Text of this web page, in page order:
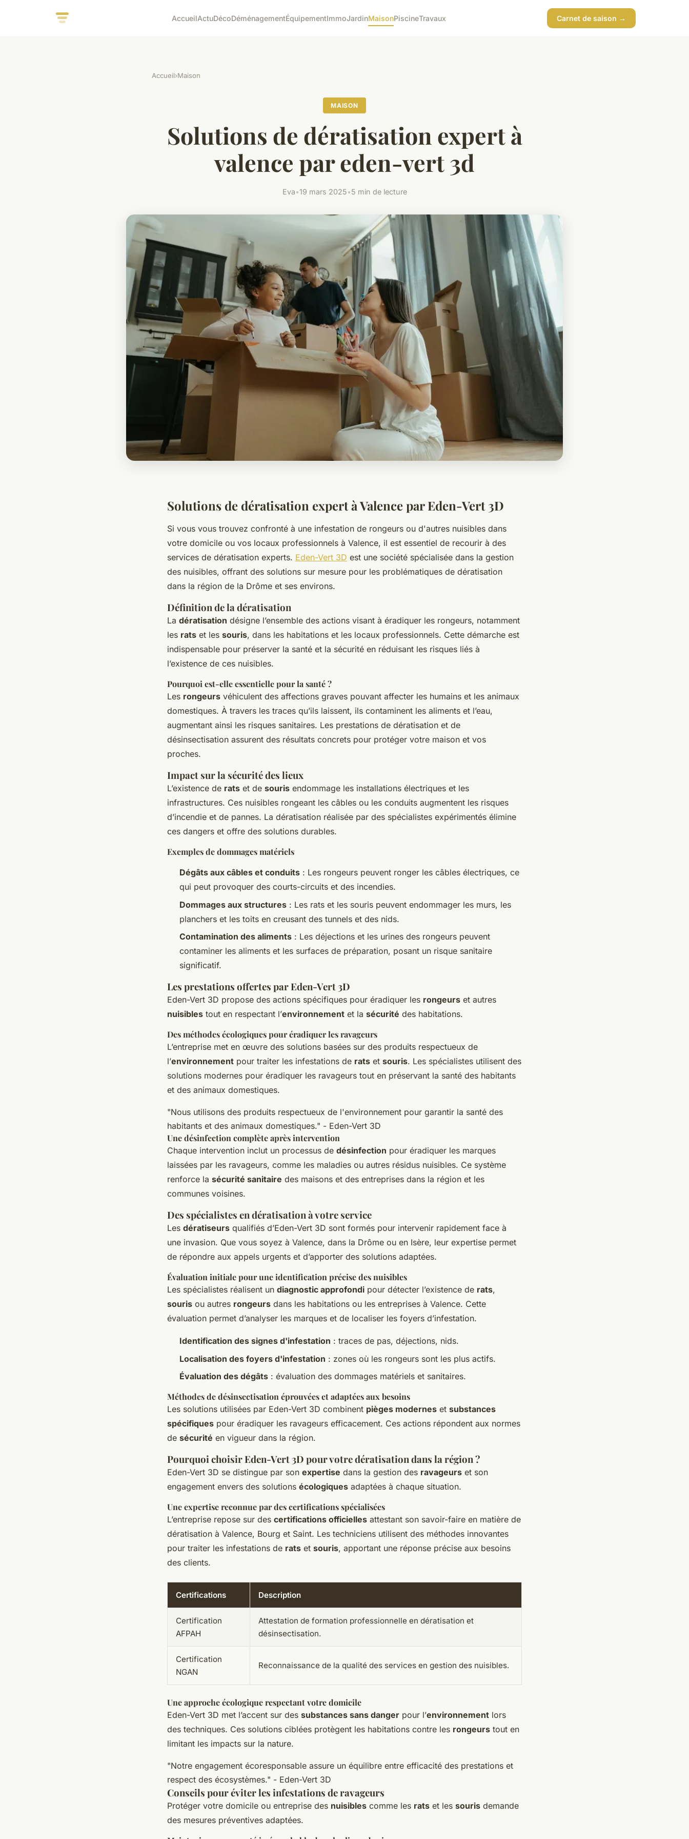
AccueilActuDécoDéménagementÉquipementImmoJardinMaisonPiscineTravaux Carnet de saison →
Accueil›Maison
MAISON
Solutions de dératisation expert à
valence par eden-vert 3d
Eva•19 mars 2025•5 min de lecture
Solutions de dératisation expert à Valence par Eden-Vert 3D
Si vous vous trouvez confronté à une infestation de rongeurs ou d'autres nuisibles dans
votre domicile ou vos locaux professionnels à Valence, il est essentiel de recourir à des
services de dératisation experts. Eden-Vert 3D est une société spécialisée dans la gestion
des nuisibles, offrant des solutions sur mesure pour les problématiques de dératisation
dans la région de la Drôme et ses environs.
Définition de la dératisation
La dératisation désigne l’ensemble des actions visant à éradiquer les rongeurs, notamment
les rats et les souris, dans les habitations et les locaux professionnels. Cette démarche est
indispensable pour préserver la santé et la sécurité en réduisant les risques liés à
l’existence de ces nuisibles.
Pourquoi est-elle essentielle pour la santé ?
Les rongeurs véhiculent des affections graves pouvant affecter les humains et les animaux
domestiques. À travers les traces qu’ils laissent, ils contaminent les aliments et l’eau,
augmentant ainsi les risques sanitaires. Les prestations de dératisation et de
désinsectisation assurent des résultats concrets pour protéger votre maison et vos
proches.
Impact sur la sécurité des lieux
L’existence de rats et de souris endommage les installations électriques et les
infrastructures. Ces nuisibles rongeant les câbles ou les conduits augmentent les risques
d’incendie et de pannes. La dératisation réalisée par des spécialistes expérimentés élimine
ces dangers et offre des solutions durables.
Exemples de dommages matériels
Dégâts aux câbles et conduits : Les rongeurs peuvent ronger les câbles électriques, ce
qui peut provoquer des courts-circuits et des incendies.
Dommages aux structures : Les rats et les souris peuvent endommager les murs, les
planchers et les toits en creusant des tunnels et des nids.
Contamination des aliments : Les déjections et les urines des rongeurs peuvent
contaminer les aliments et les surfaces de préparation, posant un risque sanitaire
significatif.
Les prestations offertes par Eden-Vert 3D
Eden-Vert 3D propose des actions spécifiques pour éradiquer les rongeurs et autres
nuisibles tout en respectant l’environnement et la sécurité des habitations.
Des méthodes écologiques pour éradiquer les ravageurs
L’entreprise met en œuvre des solutions basées sur des produits respectueux de
l’environnement pour traiter les infestations de rats et souris. Les spécialistes utilisent des
solutions modernes pour éradiquer les ravageurs tout en préservant la santé des habitants
et des animaux domestiques.
"Nous utilisons des produits respectueux de l'environnement pour garantir la santé des
habitants et des animaux domestiques." - Eden-Vert 3D
Une désinfection complète après intervention
Chaque intervention inclut un processus de désinfection pour éradiquer les marques
laissées par les ravageurs, comme les maladies ou autres résidus nuisibles. Ce système
renforce la sécurité sanitaire des maisons et des entreprises dans la région et les
communes voisines.
Des spécialistes en dératisation à votre service
Les dératiseurs qualifiés d’Eden-Vert 3D sont formés pour intervenir rapidement face à
une invasion. Que vous soyez à Valence, dans la Drôme ou en Isère, leur expertise permet
de répondre aux appels urgents et d’apporter des solutions adaptées.
Évaluation initiale pour une identification précise des nuisibles
Les spécialistes réalisent un diagnostic approfondi pour détecter l’existence de rats,
souris ou autres rongeurs dans les habitations ou les entreprises à Valence. Cette
évaluation permet d’analyser les marques et de localiser les foyers d’infestation.
Identification des signes d'infestation : traces de pas, déjections, nids.
Localisation des foyers d'infestation : zones où les rongeurs sont les plus actifs.
Évaluation des dégâts : évaluation des dommages matériels et sanitaires.
Méthodes de désinsectisation éprouvées et adaptées aux besoins
Les solutions utilisées par Eden-Vert 3D combinent pièges modernes et substances
spécifiques pour éradiquer les ravageurs efficacement. Ces actions répondent aux normes
de sécurité en vigueur dans la région.
Pourquoi choisir Eden-Vert 3D pour votre dératisation dans la région ?
Eden-Vert 3D se distingue par son expertise dans la gestion des ravageurs et son
engagement envers des solutions écologiques adaptées à chaque situation.
Une expertise reconnue par des certifications spécialisées
L’entreprise repose sur des certifications officielles attestant son savoir-faire en matière de
dératisation à Valence, Bourg et Saint. Les techniciens utilisent des méthodes innovantes
pour traiter les infestations de rats et souris, apportant une réponse précise aux besoins
des clients.
Certifications Description
Certification
AFPAH
Attestation de formation professionnelle en dératisation et
désinsectisation.
Certification
NGAN
Reconnaissance de la qualité des services en gestion des nuisibles.
Une approche écologique respectant votre domicile
Eden-Vert 3D met l’accent sur des substances sans danger pour l’environnement lors
des techniques. Ces solutions ciblées protègent les habitations contre les rongeurs tout en
limitant les impacts sur la nature.
"Notre engagement écoresponsable assure un équilibre entre efficacité des prestations et
respect des écosystèmes." - Eden-Vert 3D
Conseils pour éviter les infestations de ravageurs
Protéger votre domicile ou entreprise des nuisibles comme les rats et les souris demande
des mesures préventives adaptées.